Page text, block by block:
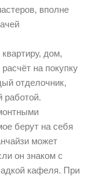
вполне
дом,
на покупку
отделочник,
работой.
берут на себя
может
он знаком с
кафеля. При